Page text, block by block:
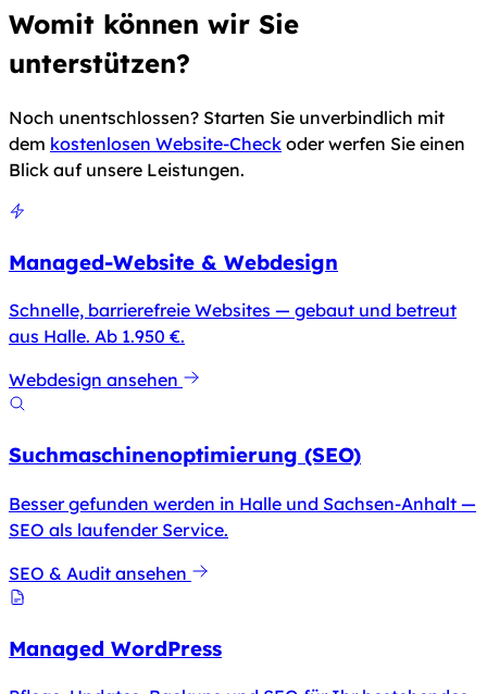
Womit können wir Sie
unterstützen?
Noch unentschlossen? Starten Sie unverbindlich mit
dem kostenlosen Website-Check oder werfen Sie einen
Blick auf unsere Leistungen.
Managed-Website & Webdesign
Schnelle, barrierefreie Websites — gebaut und betreut
aus Halle. Ab 1.950 €.
Webdesign ansehen
Suchmaschinenoptimierung (SEO)
Besser gefunden werden in Halle und Sachsen-Anhalt —
SEO als laufender Service.
SEO & Audit ansehen
Managed WordPress